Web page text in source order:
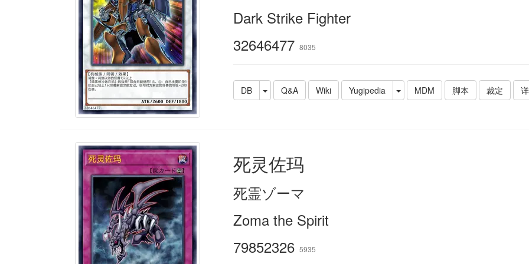
Dark Strike Fighter
32646477 8035
DB Q&A Wiki Yugipedia MDM 脚本 裁定
死灵佐玛
死霊ゾーマ
Zoma the Spirit
79852326 5935